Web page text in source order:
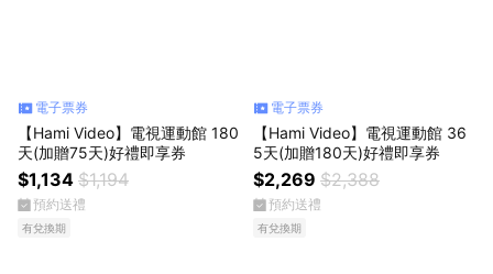
電子票券
【Hami Video】電視運動館 180
天(加贈75天)好禮即享券
$1,134 $1,194
預約送禮
有兌換期
電子票券
【Hami Video】電視運動館 36
5天(加贈180天)好禮即享券
$2,269 $2,388
預約送禮
有兌換期